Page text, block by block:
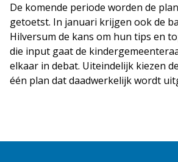
De komende periode worden de
getoetst. In januari krijgen ook de
Hilversum de kans om hun tips en
die input gaat de
elkaar in debat. Uiteindelijk kiezen
één plan dat daadwerkelijk wordt